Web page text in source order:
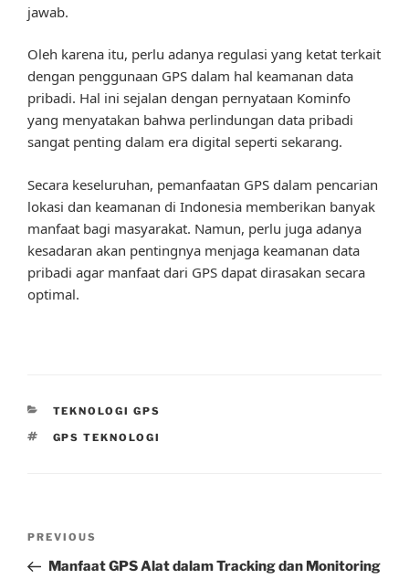
jawab.
Oleh karena itu, perlu adanya regulasi yang ketat terkait
dengan penggunaan GPS dalam hal keamanan data
pribadi. Hal ini sejalan dengan pernyataan Kominfo
yang menyatakan bahwa perlindungan data pribadi
sangat penting dalam era digital seperti sekarang.
Secara keseluruhan, pemanfaatan GPS dalam pencarian
lokasi dan keamanan di Indonesia memberikan banyak
manfaat bagi masyarakat. Namun, perlu juga adanya
kesadaran akan pentingnya menjaga keamanan data
pribadi agar manfaat dari GPS dapat dirasakan secara
optimal.
CATEGORIES
TEKNOLOGI GPS
TAGS
GPS TEKNOLOGI
Previous
Post
PREVIOUS
Manfaat GPS Alat dalam Tracking dan Monitoring